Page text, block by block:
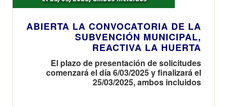
ABIERTA LA CONVOCATORIA DE LA
SUBVENCIÓN MUNICIPAL,
REACTIVA LA HUERTA
El plazo de presentación de solicitudes
comenzará el día 6/03/2025 y finalizará el
25/03/2025, ambos incluidos